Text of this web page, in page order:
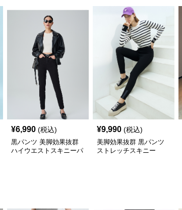
¥6,990 (税込)
黒パンツ 美脚効果抜群
ハイウエストスキニーパ
¥9,990 (税込)
美脚効果抜群 黒パンツ
ストレッチスキニー